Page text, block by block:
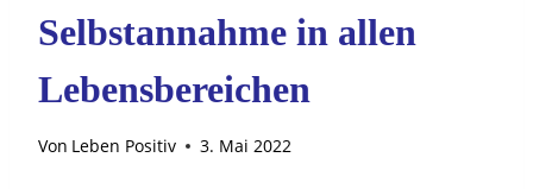
Selbstannahme in allen
Lebensbereichen
Von Leben Positiv 3. Mai 2022